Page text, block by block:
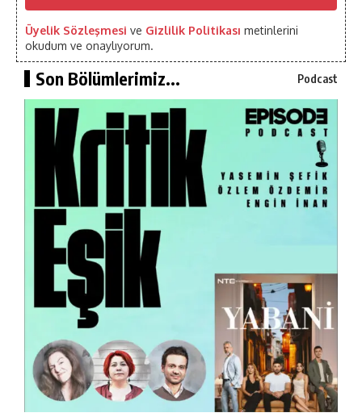
Üyelik Sözleşmesi ve Gizlilik Politikası metinlerini
okudum ve onaylıyorum.
Son Bölümlerimiz... Podcast